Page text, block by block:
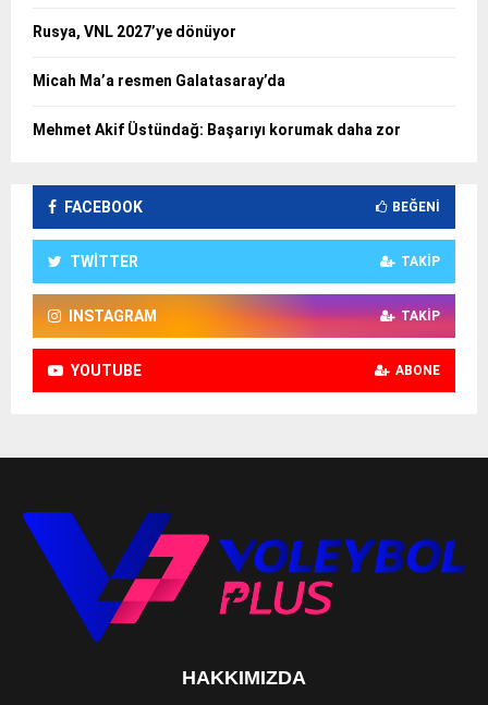
Rusya, VNL 2027’ye dönüyor
Micah Ma’a resmen Galatasaray’da
Mehmet Akif Üstündağ: Başarıyı korumak daha zor
FACEBOOK BEĞENI
TWITTER TAKIP
INSTAGRAM TAKIP
YOUTUBE ABONE
HAKKIMIZDA